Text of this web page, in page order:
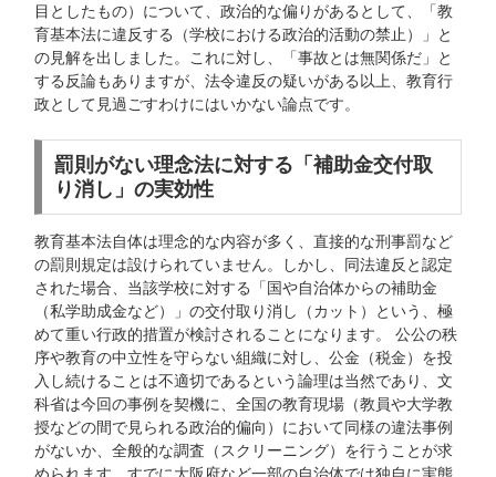
目としたもの）について、政治的な偏りがあるとして、「教
育基本法に違反する（学校における政治的活動の禁止）」と
の見解を出しました。これに対し、「事故とは無関係だ」と
する反論もありますが、法令違反の疑いがある以上、教育行
政として見過ごすわけにはいかない論点です。
罰則がない理念法に対する「補助金交付取
り消し」の実効性
教育基本法自体は理念的な内容が多く、直接的な刑事罰など
の罰則規定は設けられていません。しかし、同法違反と認定
された場合、当該学校に対する「国や自治体からの補助金
（私学助成金など）」の交付取り消し（カット）という、極
めて重い行政的措置が検討されることになります。 公公の秩
序や教育の中立性を守らない組織に対し、公金（税金）を投
入し続けることは不適切であるという論理は当然であり、文
科省は今回の事例を契機に、全国の教育現場（教員や大学教
授などの間で見られる政治的偏向）において同様の違法事例
がないか、全般的な調査（スクリーニング）を行うことが求